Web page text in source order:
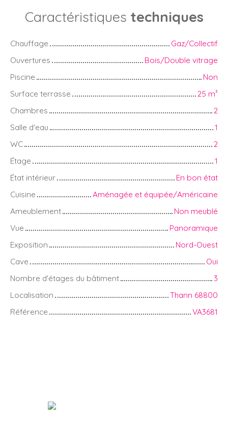
Caractéristiques techniques
Chauffage
Gaz/Collectif
Ouvertures
Bois/Double vitrage
Piscine
Non
Surface terrasse
25 m²
Chambres
2
Salle d'eau
1
WC
2
Étage
1
État intérieur
En bon état
Cuisine
Aménagée et équipée/Américaine
Ameublement
Non meublé
Vue
Panoramique
Exposition
Nord-Ouest
Cave
Oui
Nombre d'étages du bâtiment
3
Localisation
Thann 68800
Référence
VA3681